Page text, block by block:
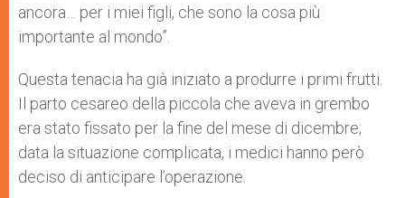
ancora… per i miei figli, che sono la cosa più
importante al mondo”.
Questa tenacia ha già iniziato a produrre i primi frutti.
Il parto cesareo della piccola che aveva in grembo
era stato fissato per la fine del mese di dicembre;
data la situazione complicata, i medici hanno però
deciso di anticipare l’operazione.